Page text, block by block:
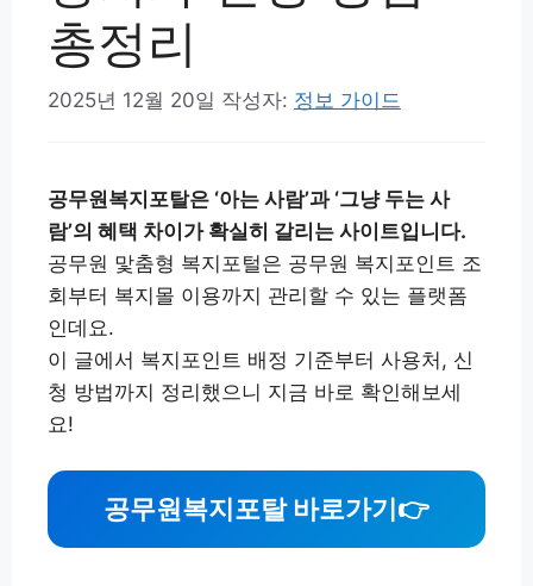
총정리
2025년 12월 20일 작성자: 정보 가이드
공무원복지포탈은 ‘아는 사람’과 ‘그냥 두는 사
람’의 혜택 차이가 확실히 갈리는 사이트입니다.
공무원 맟춤형 복지포털은 공무원 복지포인트 조
회부터 복지몰 이용까지 관리할 수 있는 플랫폼
인데요.
이 글에서 복지포인트 배정 기준부터 사용처, 신
청 방법까지 정리했으니 지금 바로 확인해보세
요!
공무원복지포탈 바로가기 👉